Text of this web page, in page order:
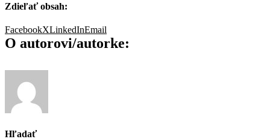
Zdieľať obsah:
FacebookXLinkedInEmail
O autorovi/autorke:
Hľadať